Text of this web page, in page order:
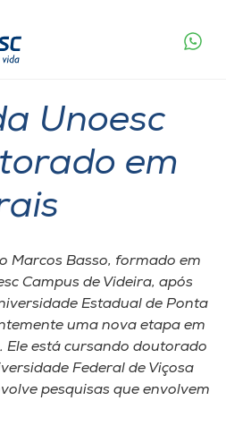
Unoesc
em
Marcos Basso, formado em
Campus de Videira, após
Estadual de Ponta
uma nova etapa em
Ele está cursando doutorado
Federal de Viçosa
pesquisas que envolvem